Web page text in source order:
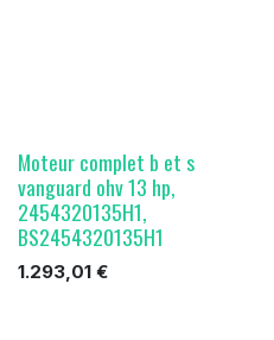
Moteur complet b et s
vanguard ohv 13 hp,
2454320135H1,
BS2454320135H1
1.293,01 €